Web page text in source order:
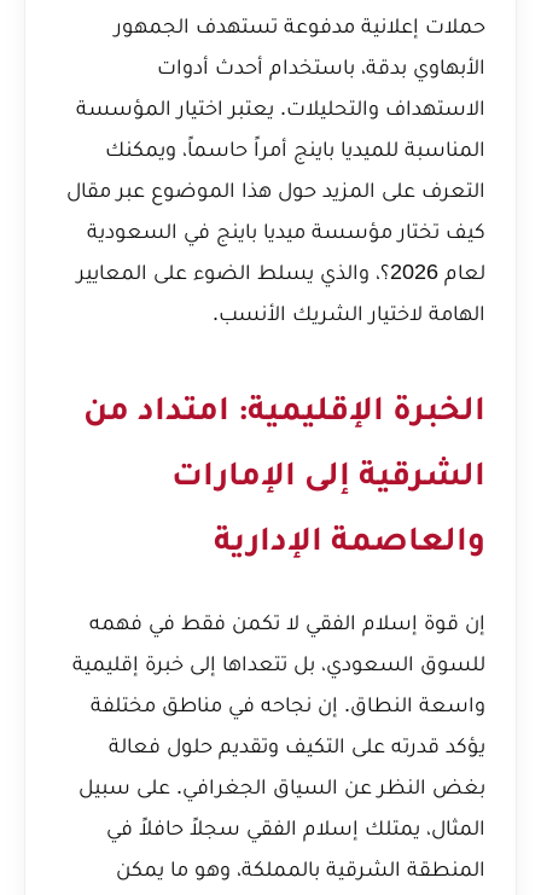
حملات إعلانية مدفوعة تستهدف الجمهور
الأبهاوي بدقة، باستخدام أحدث أدوات
الاستهداف والتحليلات. يعتبر اختيار المؤسسة
المناسبة للميديا باينج أمراً حاسماً، ويمكنك
التعرف على المزيد حول هذا الموضوع عبر مقال
كيف تختار مؤسسة ميديا باينج في السعودية
لعام 2026؟
، والذي يسلط الضوء على المعايير
الهامة لاختيار الشريك الأنسب.
الخبرة الإقليمية: امتداد من
الشرقية إلى الإمارات
والعاصمة الإدارية
إن قوة إسلام الفقي لا تكمن فقط في فهمه
للسوق السعودي، بل تتعداها إلى خبرة إقليمية
واسعة النطاق. إن نجاحه في مناطق مختلفة
يؤكد قدرته على التكيف وتقديم حلول فعالة
بغض النظر عن السياق الجغرافي. على سبيل
المثال، يمتلك إسلام الفقي سجلاً حافلاً في
المنطقة الشرقية بالمملكة، وهو ما يمكن